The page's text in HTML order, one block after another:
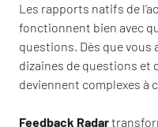
Les rapports natifs de
fonctionnent bien avec
questions. Dès que vous
dizaines de questions et
deviennent complexes à
Feedback Radar